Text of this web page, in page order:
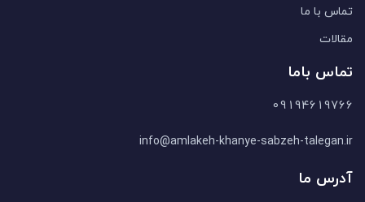
تماس با ما
مقالات
تماس باما
09194619766
info@amlakeh-khanye-sabzeh-talegan.ir
آدرس ما